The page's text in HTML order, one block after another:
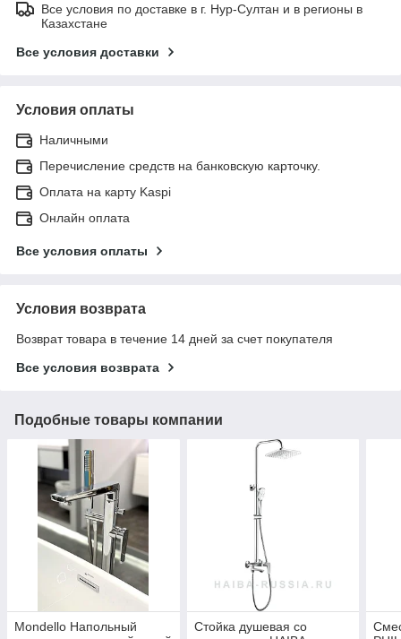
Все условия по доставке в г. Нур-Султан и в регионы в
Казахстане
Все условия доставки
Условия оплаты
Наличными
Перечисление средств на банковскую карточку.
Оплата на карту Kaspi
Онлайн оплата
Все условия оплаты
Условия возврата
Возврат товара в течение 14 дней за счет покупателя
Все условия возврата
Подобные товары компании
Mondello Напольный
Стойка душевая со